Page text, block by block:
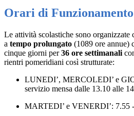
Orari di Funzionamento
Le attività scolastiche sono organizzate
a tempo prolungato (1089 ore annue)
cinque giorni per 36 ore settimanali
rientri pomeridiani così strutturate:
LUNEDI’, MERCOLEDI’ e
servizio mensa dalle 13.10 alle
MARTEDI’ e VENERDI’: 7.55